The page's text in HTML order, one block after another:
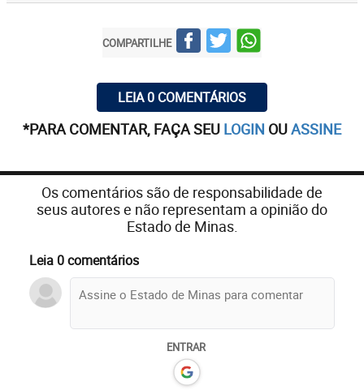
COMPARTILHE
LEIA 0 COMENTÁRIOS
*PARA COMENTAR, FAÇA SEU LOGIN OUASSINE
Os comentários são de responsabilidade de
seus autores e não representam a opinião do
Estado de Minas.
Leia 0 comentários
ENTRAR